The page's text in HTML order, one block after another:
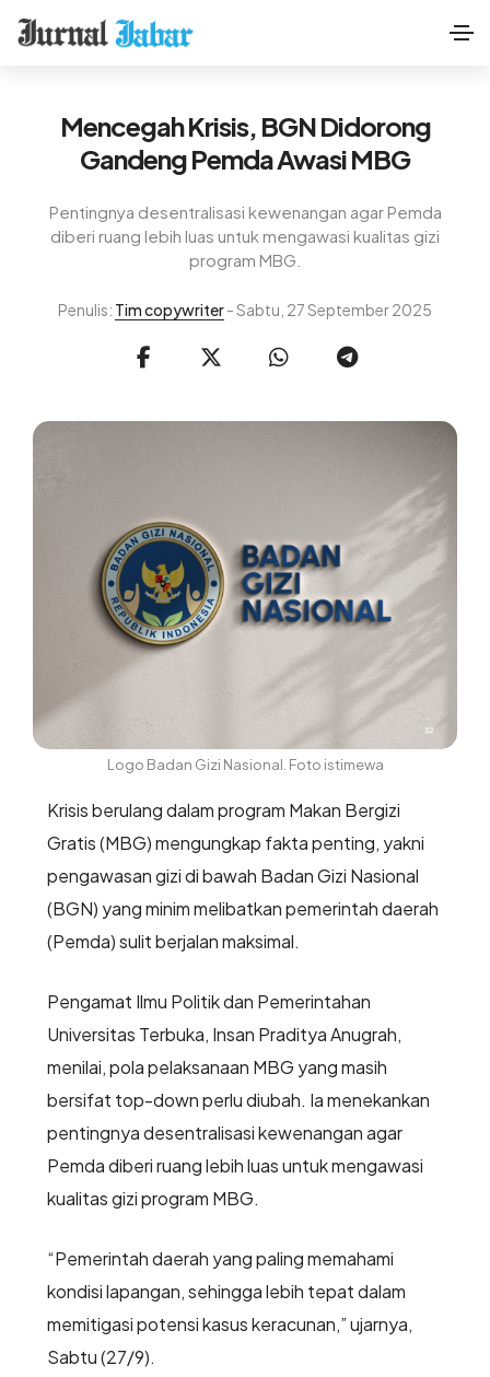
Mencegah Krisis, BGN Didorong
Gandeng Pemda Awasi MBG
Pentingnya desentralisasi kewenangan agar Pemda
diberi ruang lebih luas untuk mengawasi kualitas gizi
program MBG.
Penulis: Tim copywriter- Sabtu, 27 September 2025
Logo Badan Gizi Nasional. Foto istimewa
Krisis berulang dalam program Makan Bergizi
Gratis (MBG) mengungkap fakta penting, yakni
pengawasan gizi di bawah Badan Gizi Nasional
(BGN) yang minim melibatkan pemerintah daerah
(Pemda) sulit berjalan maksimal.
Pengamat Ilmu Politik dan Pemerintahan
Universitas Terbuka, Insan Praditya Anugrah,
menilai, pola pelaksanaan MBG yang masih
bersifat top-down perlu diubah. Ia menekankan
pentingnya desentralisasi kewenangan agar
Pemda diberi ruang lebih luas untuk mengawasi
kualitas gizi program MBG.
“Pemerintah daerah yang paling memahami
kondisi lapangan, sehingga lebih tepat dalam
memitigasi potensi kasus keracunan,” ujarnya,
Sabtu (27/9).